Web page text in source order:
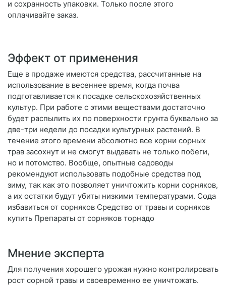
и сохранность упаковки. Только после этого
оплачивайте заказ.
Эффект от применения
Еще в продаже имеются средства, рассчитанные на
использование в весеннее время, когда почва
подготавливается к посадке сельскохозяйственных
культур. При работе с этими веществами достаточно
будет распылить их по поверхности грунта буквально за
две-три недели до посадки культурных растений. В
течение этого времени абсолютно все корни сорных
трав засохнут и не смогут выдавать не только побеги,
но и потомство. Вообще, опытные садоводы
рекомендуют использовать подобные средства под
зиму, так как это позволяет уничтожить корни сорняков,
а их остатки будут убиты низкими температурами. Сода
избавиться от сорняков Средство от травы и сорняков
купить Препараты от сорняков торнадо
Мнение эксперта
Для получения хорошего урожая нужно контролировать
рост сорной травы и своевременно ее уничтожать.